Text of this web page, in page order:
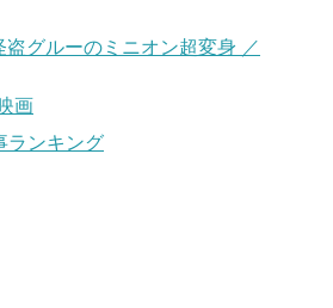
盗グルーのミニオン超変身 ／
画
ランキング